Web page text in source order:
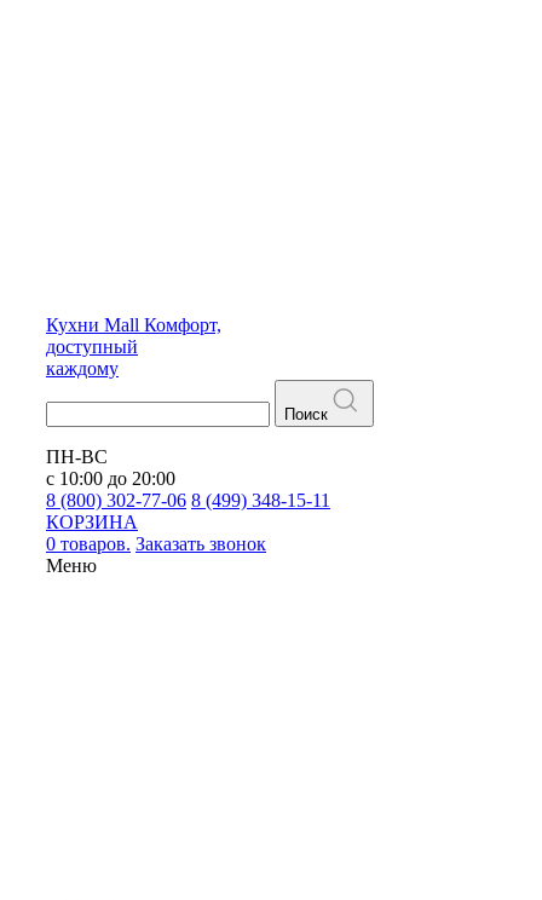
Кухни Mall Комфорт,
доступный
каждому
Поиск
ПН-ВС
с 10:00 до 20:00
8 (800) 302-77-06 8 (499) 348-15-11
КОРЗИНА
0 товаров. Заказать звонок
Меню